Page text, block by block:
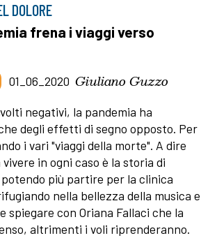
DOLORE
frena i viaggi verso
01_06_2020 Giuliano Guzzo
negativi, la pandemia ha
degli effetti di segno opposto. Per
i vari "viaggi della morte". A dire
in ogni caso è la storia di
più partire per la clinica
nella bellezza della musica e
spiegare con Oriana Fallaci che la
altrimenti i voli riprenderanno.